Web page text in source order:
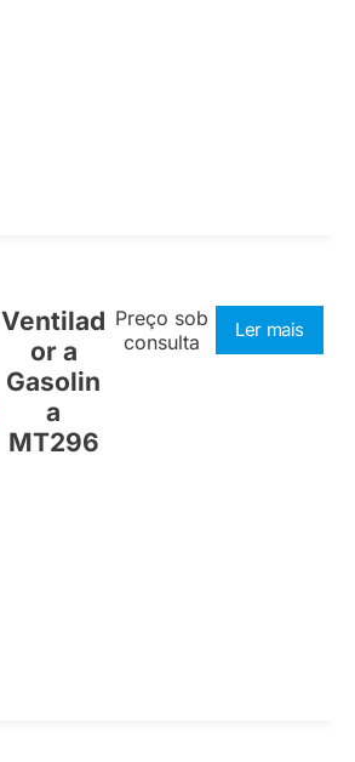
Ventilad
or a
Gasolin
a
MT296
Preço sob
consulta
Ler mais